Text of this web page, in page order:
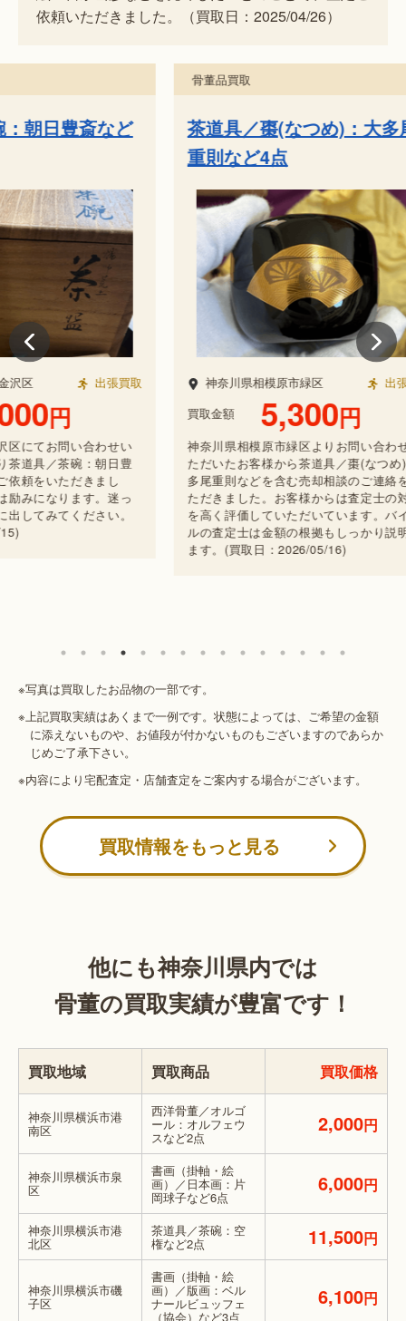
依頼いただきました。（買取日：2025/04/26）
ど
買取
い
豊
っ
。
茶道具／棗(なつめ)：大多尾
神奈川県相模原市緑区
出張買取
5,300円
神奈川県相模原市緑区よりお問い合わせい
ただいたお客様から茶道具／棗(なつめ)：大
多尾重則などを含む売却相談のご連絡をい
ただきました。お客様からは査定士の対応
を高く評価していただいています。バイセ
ルの査定士は金額の根拠もしっかり説明し
ます。(買取日：2026/05/16)
書
神
神奈
画（
の査
の査
ます
し付
※写真は買取したお品物の一部です。
※上記買取実績はあくまで一例です。状態によっては、ご希望の金額
に添えないものや、お値段が付かないものもございますのであらか
じめご了承下さい。
※内容により宅配査定・店舗査定をご案内する場合がございます。
買取情報をもっと見る
他にも神奈川県内では
骨董の買取実績が豊富です！
買取地域 買取商品 買取価格
神奈川県横浜市港
南区
西洋骨董／オルゴ
ール：オルフェウ
スなど2点
2,000円
神奈川県横浜市泉
区
書画（掛軸・絵
画）／日本画：片
岡球子など6点
6,000円
神奈川県横浜市港
北区
茶道具／茶碗：空
権など2点 11,500円
神奈川県横浜市磯
子区
書画（掛軸・絵
画）／版画：ベル
ナールビュッフェ
（協会）など3点
6,100円